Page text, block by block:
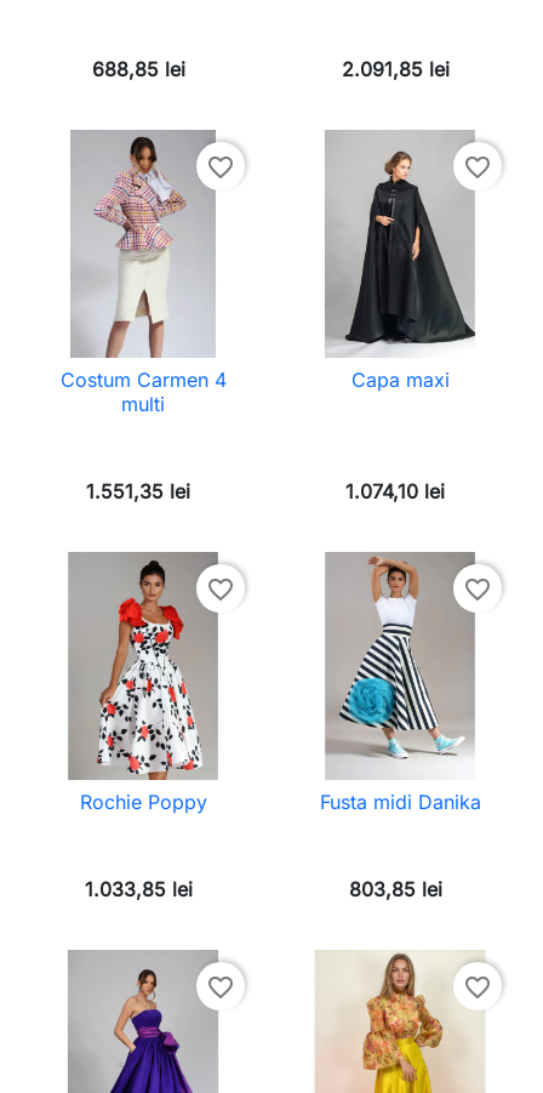
688,85 lei 2.091,85 lei
favorite_border
Costum Carmen 4
multi
1.551,35 lei
favorite_border
Capa maxi
1.074,10 lei
favorite_border
Rochie Poppy
1.033,85 lei
favorite_border
Fusta midi Danika
803,85 lei
favorite_border favorite_border